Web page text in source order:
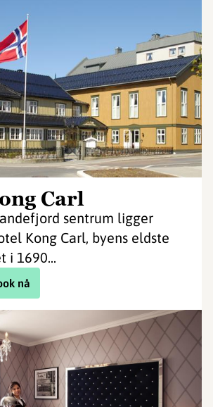
Carl
sentrum ligger
Kong Carl, byens eldste
i 1690...
nå